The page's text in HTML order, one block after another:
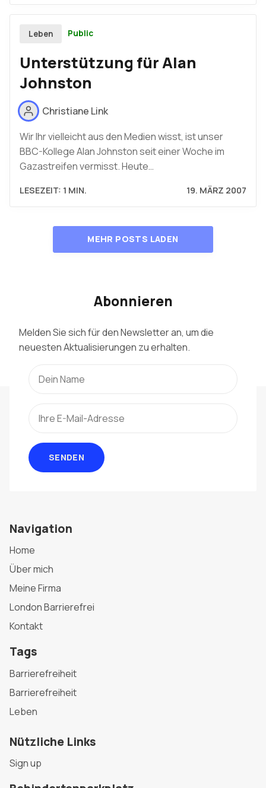
Leben Public
Unterstützung für Alan
Johnston
Christiane Link
Wir Ihr vielleicht aus den Medien wisst, ist unser
BBC-Kollege Alan Johnston seit einer Woche im
Gazastreifen vermisst. Heute…
LESEZEIT: 1 MIN. 19. MÄRZ 2007
MEHR POSTS LADEN
Abonnieren
Melden Sie sich für den Newsletter an, um die
neuesten Aktualisierungen zu erhalten.
SENDEN
Navigation
Home
Über mich
Meine Firma
London Barrierefrei
Kontakt
Tags
Barrierefreiheit
Barrierefreiheit
Leben
Nützliche Links
Sign up